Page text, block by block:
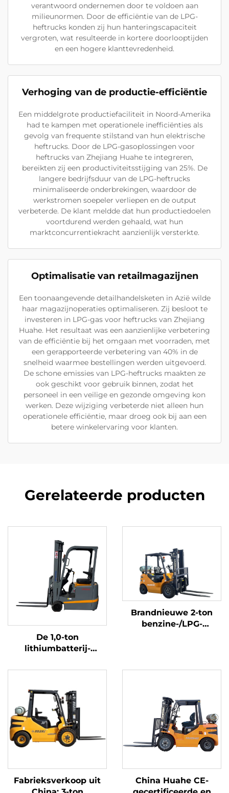
verantwoord ondernemen door te voldoen aan
milieunormen. Door de efficiëntie van de LPG-
heftrucks konden zij hun hanteringscapaciteit
vergroten, wat resulteerde in kortere doorlooptijden
en een hogere klanttevredenheid.
Verhoging van de productie-efficiëntie
Een middelgrote productiefaciliteit in Noord-Amerika
had te kampen met operationele inefficiënties als
gevolg van frequente stilstand van hun elektrische
heftrucks. Door de LPG-gasoplossingen voor
heftrucks van Zhejiang Huahe te integreren,
bereikten zij een productiviteitsstijging van 25%. De
langere bedrijfsduur van de LPG-heftrucks
minimaliseerde onderbrekingen, waardoor de
werkstromen soepeler verliepen en de output
verbeterde. De klant meldde dat hun productiedoelen
voortdurend werden gehaald, wat hun
marktconcurrentiekracht aanzienlijk versterkte.
Optimalisatie van retailmagazijnen
Een toonaangevende detailhandelsketen in Azië wilde
haar magazijnoperaties optimaliseren. Zij besloot te
investeren in LPG-gas voor heftrucks van Zhejiang
Huahe. Het resultaat was een aanzienlijke verbetering
van de efficiëntie bij het omgaan met voorraden, met
een gerapporteerde verbetering van 40% in de
snelheid waarmee bestellingen werden uitgevoerd.
De schone emissies van LPG-heftrucks maakten ze
ook geschikt voor gebruik binnen, zodat het
personeel in een veilige en gezonde omgeving kon
werken. Deze wijziging verbeterde niet alleen hun
operationele efficiëntie, maar droeg ook bij aan een
betere winkelervaring voor klanten.
Gerelateerde producten
De 1,0-ton
lithiumbatterij-
met lithiumbatterij,
is redelijk geprijsd
Brandnieuwe 2-ton
benzine-/LPG-
Fabrieksverkoop uit
China Huahe CE-